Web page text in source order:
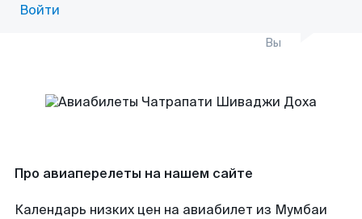
Войти
Вы
Про авиаперелеты на нашем сайте
Календарь низких цен на авиабилет из Мумбаи